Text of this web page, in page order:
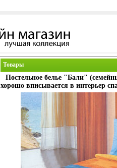
Товары
Постельное белье "Бали"
хорошо вписывается в интерьер